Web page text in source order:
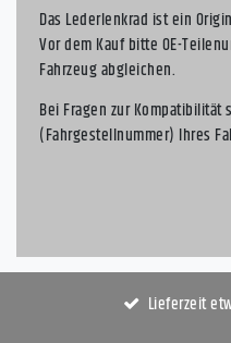
Das Lederlenkrad ist ein
Vor dem Kauf bitte OE-
Fahrzeug abgleichen.
Bei Fragen zur Kompatibilität
(Fahrgestellnummer) Ihres
Lieferzeit